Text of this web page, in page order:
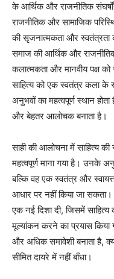
के आर्थिक और राजनीतिक
राजनीतिक और सामाजिक
की सृजनात्मकता और स्वतंत्रता
समाज की आर्थिक और
कलात्मकता और मानवीय पक्ष
साहित्य को एक स्वतंत्र कला के
अनुभवों का महत्वपूर्ण स्थान
और बेहतर आलोचक बनाता है।
साही की आलोचना में साहित्य
महत्वपूर्ण माना गया है। उनके
बल्कि वह एक स्वतंत्र और
आधार पर नहीं किया जा
एक नई दिशा दी, जिसमें
मूल्यांकन करने का प्रयास किया
और अधिक समावेशी बनाता है,
सीमित दायरे में नहीं बाँधा।